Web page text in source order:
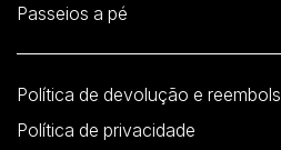
Passeios a pé
Política de devolução e reembols
Política de privacidade